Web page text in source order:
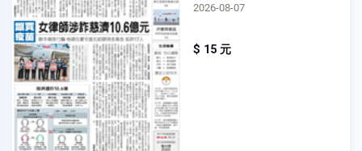
2026-08-07
$ 15 元